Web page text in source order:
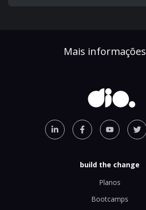
Mais informações
build the change
Planos
Bootcamps